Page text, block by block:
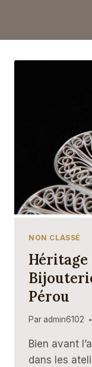
NON CLASSÉ
Héritage
Pérou
Par admin6102
Bien avant
dans les